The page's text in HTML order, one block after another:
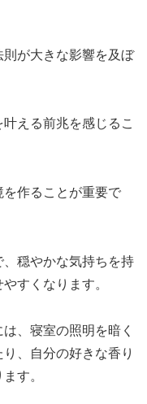
が大きな影響を及ぼ
える前兆を感じるこ
作ることが重要で
穏やかな気持ちを持
すくなります。
、寝室の照明を暗く
、自分の好きな香り
す。